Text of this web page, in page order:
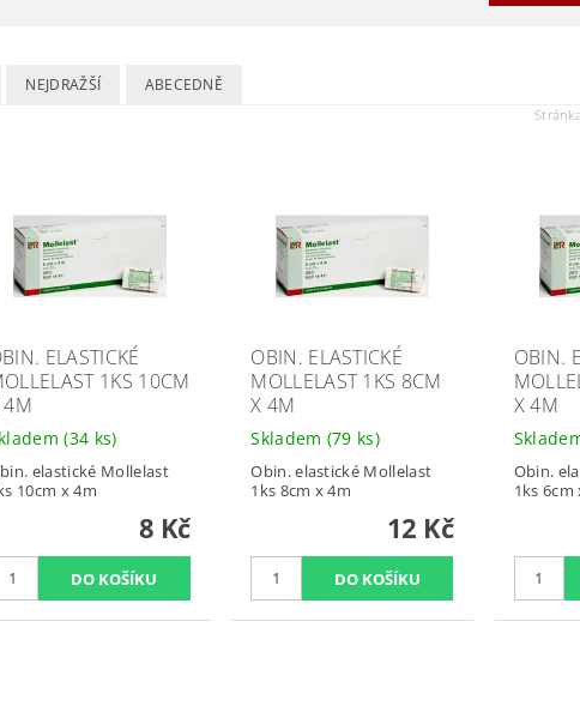
NEJDRAŽŠÍ ABECEDNĚ
Stránka
ELASTICKÉ
1KS 10CM
4M
(34 ks)
elastické Mollelast
10cm x 4m
8 Kč
OBIN. ELASTICKÉ
MOLLELAST 1KS 8CM
X 4M
Skladem (79 ks)
Obin. elastické Mollelast
1ks 8cm x 4m
12 Kč
OBIN.
X 4M
Obin.
1ks 6cm